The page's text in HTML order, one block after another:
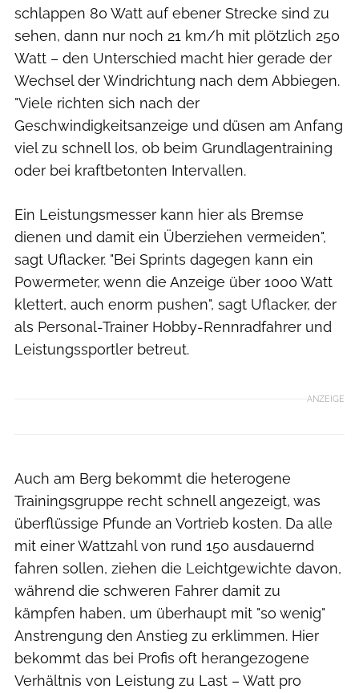
schlappen 80 Watt auf ebener Strecke sind zu
sehen, dann nur noch 21 km/h mit plötzlich 250
Watt – den Unterschied macht hier gerade der
Wechsel der Windrichtung nach dem Abbiegen.
"Viele richten sich nach der
Geschwindigkeitsanzeige und düsen am Anfang
viel zu schnell los, ob beim Grundlagentraining
oder bei kraftbetonten Intervallen.
Ein Leistungsmesser kann hier als Bremse
dienen und damit ein Überziehen vermeiden",
sagt Uflacker. "Bei Sprints dagegen kann ein
Powermeter, wenn die Anzeige über 1000 Watt
klettert, auch enorm pushen", sagt Uflacker, der
als Personal-Trainer Hobby-Rennradfahrer und
Leistungssportler betreut.
ANZEIGE
Auch am Berg bekommt die heterogene
Trainingsgruppe recht schnell angezeigt, was
überflüssige Pfunde an Vortrieb kosten. Da alle
mit einer Wattzahl von rund 150 ausdauernd
fahren sollen, ziehen die Leichtgewichte davon,
während die schweren Fahrer damit zu
kämpfen haben, um überhaupt mit "so wenig"
Anstrengung den Anstieg zu erklimmen. Hier
bekommt das bei Profis oft herangezogene
Verhältnis von Leistung zu Last – Watt pro